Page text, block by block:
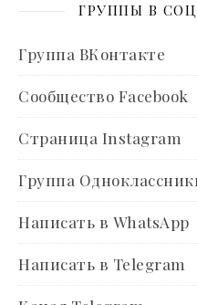
ГРУППЫ В
Группа ВКонтакте
Сообщество Facebook
Страница Instagram
Группа
Написать в WhatsApp
Написать в Telegram